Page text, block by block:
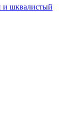
и шквалистый